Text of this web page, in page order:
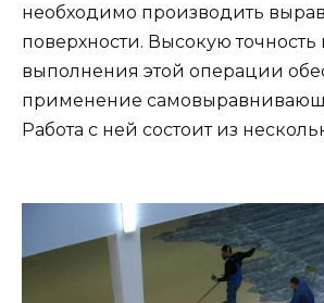
необходимо производить
поверхности. Высокую точность
выполнения этой операции
применение
Работа с ней состоит из